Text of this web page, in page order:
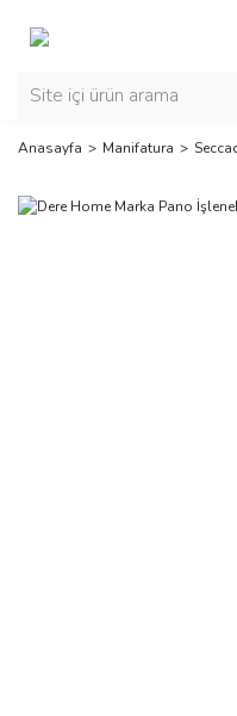
Anasayfa Manifatura